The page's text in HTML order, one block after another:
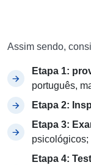
Assim sendo,
Etapa 1:
português,
Etapa 2:
Etapa 3:
psicológicos;
Etapa 4: